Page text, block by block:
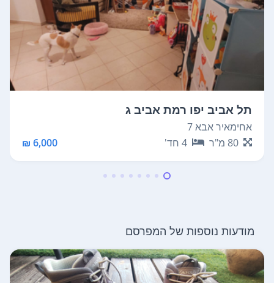
תל אביב יפו רמת אביב ג
אחימאיר אבא 7
80 מ"ר 4 חד' 6,000 ₪
מודעות נוספות של המפרסם